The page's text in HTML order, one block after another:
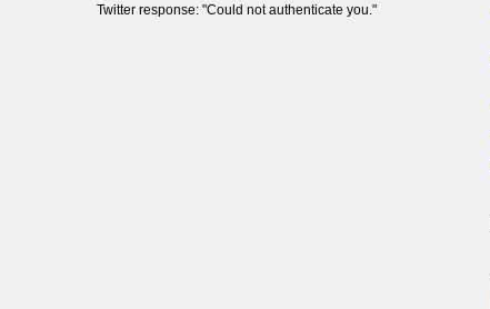
Twitter response: "Could not authenticate you."